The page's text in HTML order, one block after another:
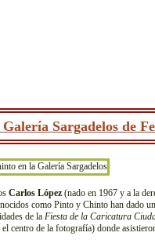
Sargadelos de
Carlos López (nado en 1967 y a la
como Pinto y Chinto han dado
de la Fiesta de la Caricatura
el centro de la fotografía) donde